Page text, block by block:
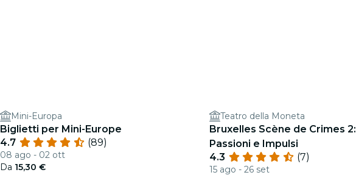
Mini-Europa
Biglietti per Mini-Europe
4.7
(89)
08 ago - 02 ott
Da 15,30 €
Teatro della Moneta
Bruxelles Scène de Crimes 2:
Passioni e Impulsi
4.3
(7)
15 ago - 26 set